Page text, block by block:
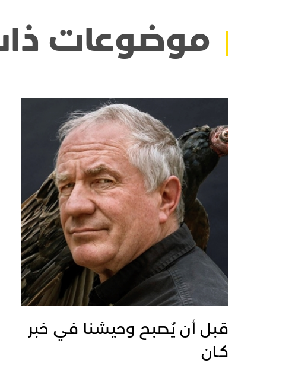
موضوعات
قبل أن يُصبح وحيشنا في خبر
كـان